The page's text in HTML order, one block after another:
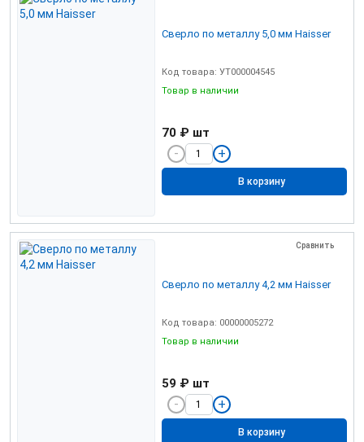
Сверло по металлу 5,0 мм Haisser
Код товара: УТ000004545
Товар в наличии
70 ₽ шт
В корзину
Сравнить
Сверло по металлу 4,2 мм Haisser
Код товара: 00000005272
Товар в наличии
59 ₽ шт
В корзину